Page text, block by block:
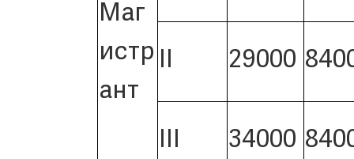
Маг
истр
ант
II 29000
III 34000